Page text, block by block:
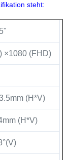
steht:
×1080 (FHD)
(H*V)
(H*V)